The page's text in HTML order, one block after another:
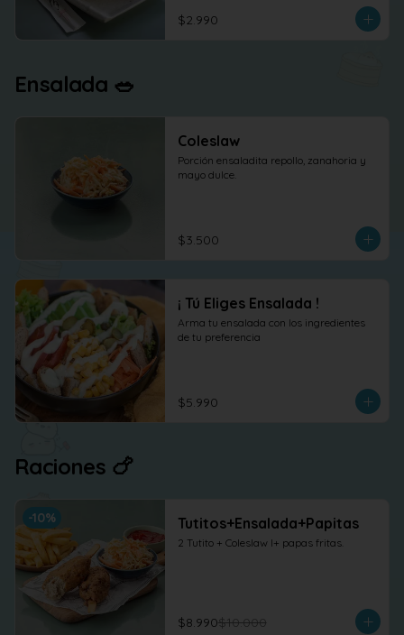
$2.990
Ensalada 🥗
Coleslaw
Porción ensaladita repollo, zanahoria y
mayo dulce.
$3.500
¡ Tú Eliges Ensalada !
Arma tu ensalada con los ingredientes
de tu preferencia
$5.990
Raciones 🍗
-10% Tutitos+Ensalada+Papitas
2 Tutito + Coleslaw l+ papas fritas.
$8.990$10.000